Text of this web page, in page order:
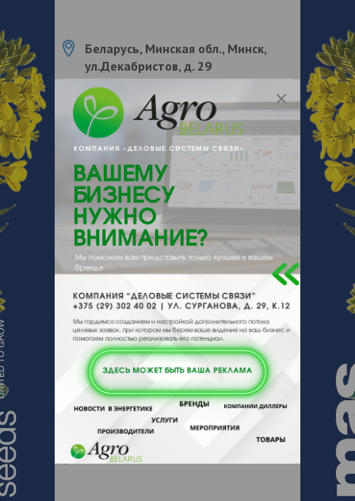
Беларусь, Минская обл., Минск,
ул.Декабристов, д. 29
О нас Отзывы Еще
О компании
Autoenergy.by представляет собой один из
ведущих интернет-магазинов в
Республике Беларусь, специализирующийся
на продаже аккумуляторных батарей для
сельскохозяйственной и другой техники
высокого качества. Наша компания
гордится возможностью обслуживать
клиентов по всей территории Беларуси,
предлагая быструю доставку и
конкурентоспособные цены.
Для удобства наших клиентов мы имеем
единый колл-центр, где профессиональные
менеджеры готовы ответить на любые
ваши вопросы, помочь с выбором и
принять ваш заказ.